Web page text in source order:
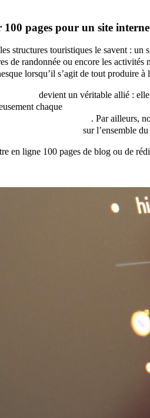
pages pour un site
structures touristiques le savent : un
de randonnée ou encore les
lorsqu’il s’agit de tout produire à
devient un véritable allié :
chaque
. Par ailleurs,
sur l’ensemble
en ligne 100 pages de blog ou de